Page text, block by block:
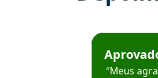
Estudante José
“Meus